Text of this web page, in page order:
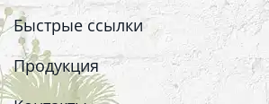
Быстрые ссылки
Продукция